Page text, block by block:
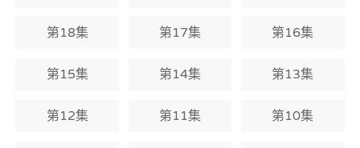
第18集 第17集 第16集
第15集 第14集 第13集
第12集 第11集 第10集